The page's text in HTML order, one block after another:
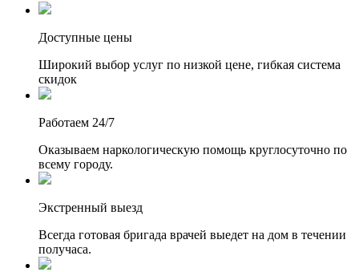
Доступные цены
Широкий выбор услуг по низкой цене, гибкая система
скидок
Работаем 24/7
Оказываем наркологическую помощь круглосуточно по
всему городу.
Экстренный выезд
Всегда готовая бригада врачей выедет на дом в течении
получаса.